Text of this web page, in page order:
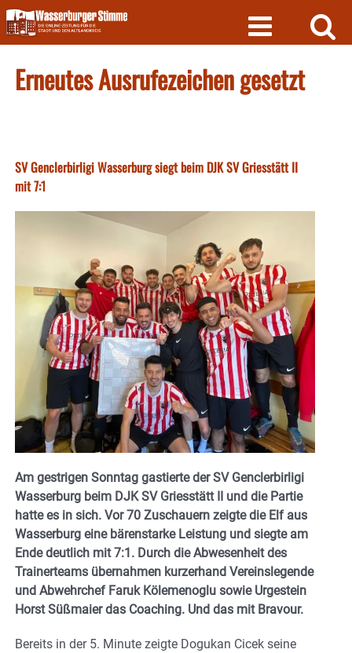
Skip
to
content
Erneutes Ausrufezeichen gesetzt
SV Genclerbirligi Wasserburg siegt beim DJK SV Griesstätt II
mit 7:1
Am gestrigen Sonntag gastierte der SV Genclerbirligi
Wasserburg beim DJK SV Griesstätt II und die Partie
hatte es in sich. Vor 70 Zuschauern zeigte die Elf aus
Wasserburg eine bärenstarke Leistung und siegte am
Ende deutlich mit 7:1. Durch die Abwesenheit des
Trainerteams übernahmen kurzerhand Vereinslegende
und Abwehrchef Faruk Kölemenoglu sowie Urgestein
Horst Süßmaier das Coaching. Und das mit Bravour.
Bereits in der 5. Minute zeigte Dogukan Cicek seine